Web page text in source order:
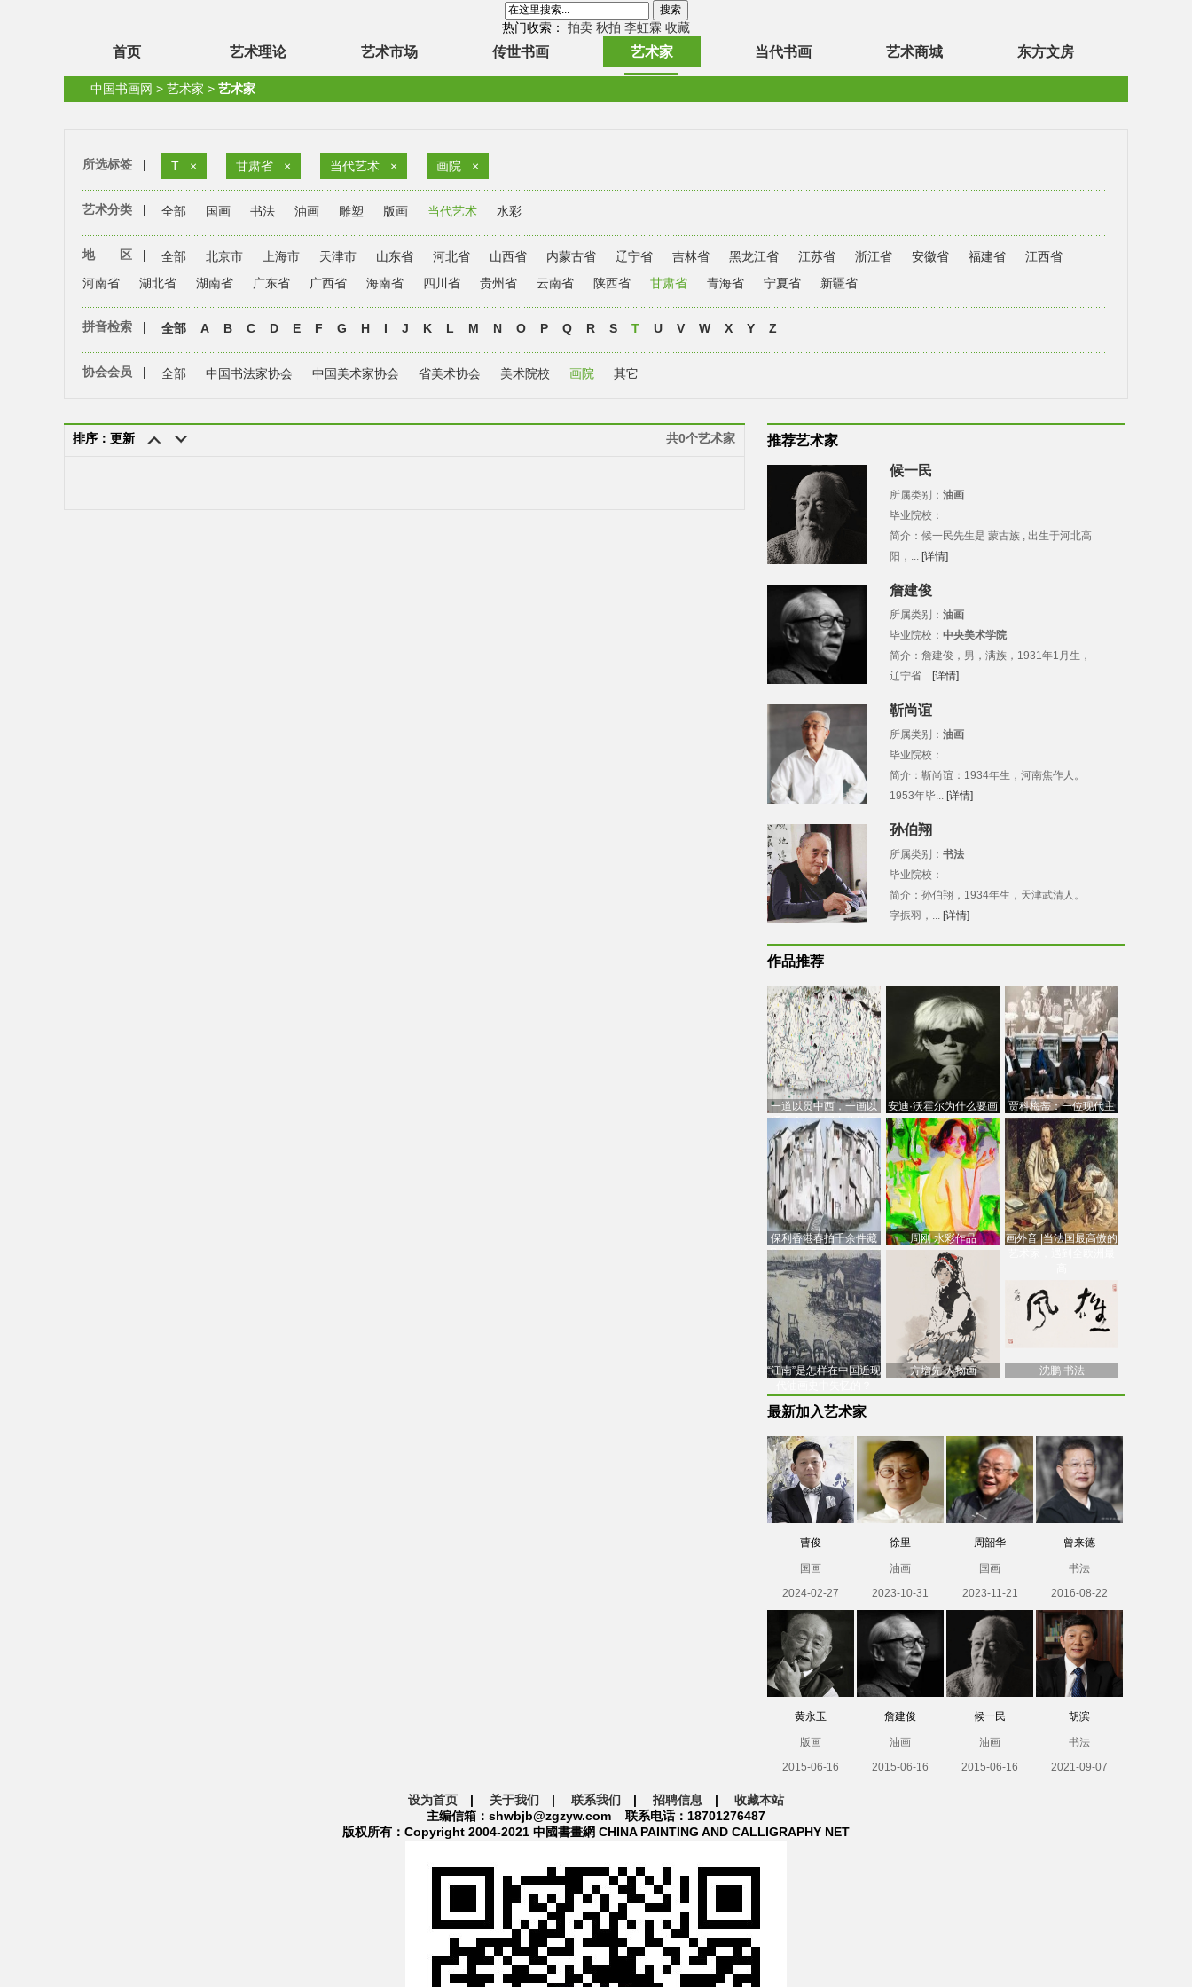
热门收索： 拍卖 秋拍 李虹霖 收藏
首页 艺术理论 艺术市场 传世书画 艺术家 当代书画 艺术商城 东方文房
中国书画网 > 艺术家 > 艺术家
所选标签 | T × 甘肃省 × 当代艺术 × 画院 ×
艺术分类 | 全部 国画 书法 油画 雕塑 版画 当代艺术 水彩
地 区 | 全部 北京市 上海市 天津市 山东省 河北省 山西省 内蒙古省 辽宁省 吉林省 黑龙江省 江苏省 浙江省 安徽省 福建省
江西省
河南省
湖北省 湖南省 广东省 广西省 海南省 四川省 贵州省 云南省 陕西省 甘肃省 青海省 宁夏省 新疆省
拼音检索 | 全部 A B C D E F G H I J K L M N O P Q R S T U V W X Y Z
协会会员 | 全部 中国书法家协会 中国美术家协会 省美术协会 美术院校 画院 其它
排序：更新 共0个艺术家 推荐艺术家
候一民
所属类别： 油画
毕业院校：
简介：候一民先生是 蒙古族 , 出生于河北高
阳，... [详情]
詹建俊
所属类别： 油画
毕业院校： 中央美术学院
简介：詹建俊，男，满族，1931年1月生，
辽宁省... [详情]
靳尚谊
所属类别： 油画
毕业院校：
简介：靳尚谊：1934年生，河南焦作人。
1953年毕... [详情]
孙伯翔
所属类别： 书法
毕业院校：
简介：孙伯翔，1934年生，天津武清人。
字振羽，... [详情]
作品推荐
一道以贯中西，一画以
通古今：吴冠中的绘画
创
安迪·沃霍尔为什么要画
芭比
贾科梅蒂：一位现代主
义的“当代”艺术家
保利香港春拍千余件藏
品估价逾7亿港元，吴冠
中
周刚 水彩作品
画外音 |当法国最高傲的
“江南”是怎样在中国近现
方增先 人物画 沈鹏 书法
最新加入艺术家
曹俊
国画
2024-02-27
徐里
油画
2023-10-31
周韶华
国画
2023-11-21
曾来德
书法
2016-08-22
黄永玉
版画
2015-06-16
詹建俊
油画
2015-06-16
候一民
油画
2015-06-16
胡滨
书法
2021-09-07
设为首页 | 关于我们 | 联系我们 | 招聘信息 | 收藏本站
主编信箱：shwbjb@zgzyw.com 联系电话：18701276487
版权所有：Copyright 2004-2021 中國書畫網 CHINA PAINTING AND CALLIGRAPHY NET